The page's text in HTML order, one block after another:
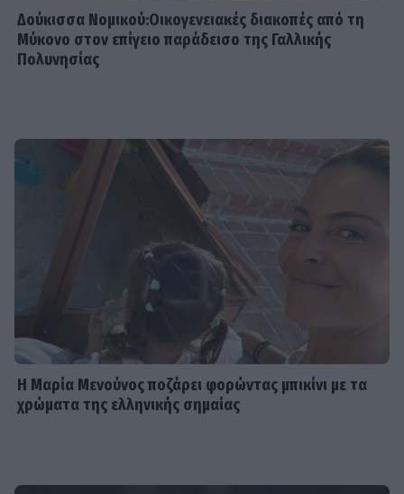
Δούκισσα Νομικού:Οικογενειακές διακοπές από τη
Μύκονο στον επίγειο παράδεισο της Γαλλικής
Πολυνησίας
Η Μαρία Μενούνος ποζάρει φορώντας μπικίνι με τα
χρώματα της ελληνικής σημαίας